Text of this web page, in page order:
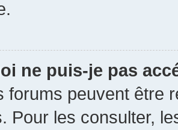
ne puis-je pas
forums peuvent être
Pour les consulter,